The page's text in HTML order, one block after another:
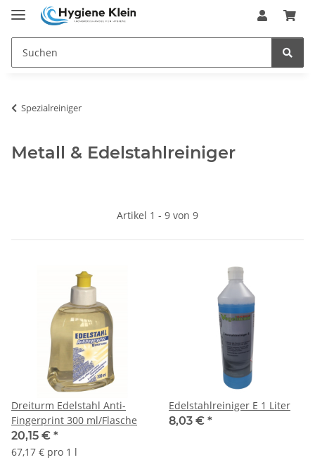
Spezialreiniger
Metall & Edelstahlreiniger
Artikel 1 - 9 von 9
Dreiturm Edelstahl Anti-
Fingerprint 300 ml/Flasche
20,15 € *
67,17 € pro 1 l
Edelstahlreiniger E 1 Liter
8,03 € *